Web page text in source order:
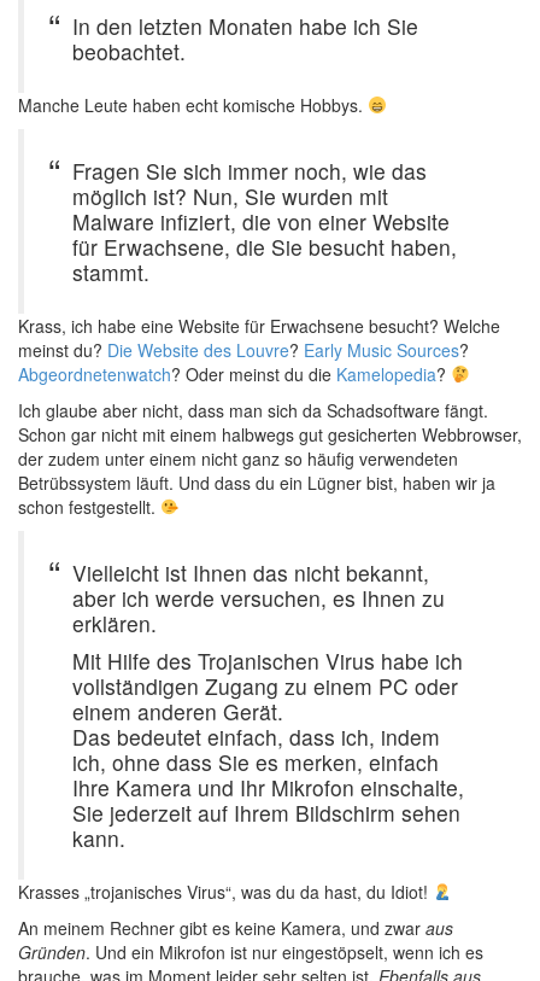
In den letzten Monaten habe ich Sie
beobachtet.
Manche Leute haben echt komische Hobbys.
Fragen Sie sich immer noch, wie das
möglich ist? Nun, Sie wurden mit
Malware infiziert, die von einer Website
für Erwachsene, die Sie besucht haben,
stammt.
Krass, ich habe eine Website für Erwachsene besucht? Welche
meinst du? Die Website des Louvre? Early Music Sources?
Abgeordnetenwatch? Oder meinst du die Kamelopedia?
Ich glaube aber nicht, dass man sich da Schadsoftware fängt.
Schon gar nicht mit einem halbwegs gut gesicherten Webbrowser,
der zudem unter einem nicht ganz so häufig verwendeten
Betrübssystem läuft. Und dass du ein Lügner bist, haben wir ja
schon festgestellt.
Vielleicht ist Ihnen das nicht bekannt,
aber ich werde versuchen, es Ihnen zu
erklären.
Mit Hilfe des Trojanischen Virus habe ich
vollständigen Zugang zu einem PC oder
einem anderen Gerät.
Das bedeutet einfach, dass ich, indem
ich, ohne dass Sie es merken, einfach
Ihre Kamera und Ihr Mikrofon einschalte,
Sie jederzeit auf Ihrem Bildschirm sehen
kann.
Krasses „trojanisches Virus“, was du da hast, du Idiot!
An meinem Rechner gibt es keine Kamera, und zwar aus
Gründen. Und ein Mikrofon ist nur eingestöpselt, wenn ich es
brauche, was im Moment leider sehr selten ist. Ebenfalls aus